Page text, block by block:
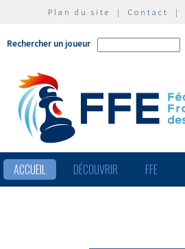
Plan du site | Contact |
Rechercher un joueur
ACCUEIL DÉCOUVRIR FFE